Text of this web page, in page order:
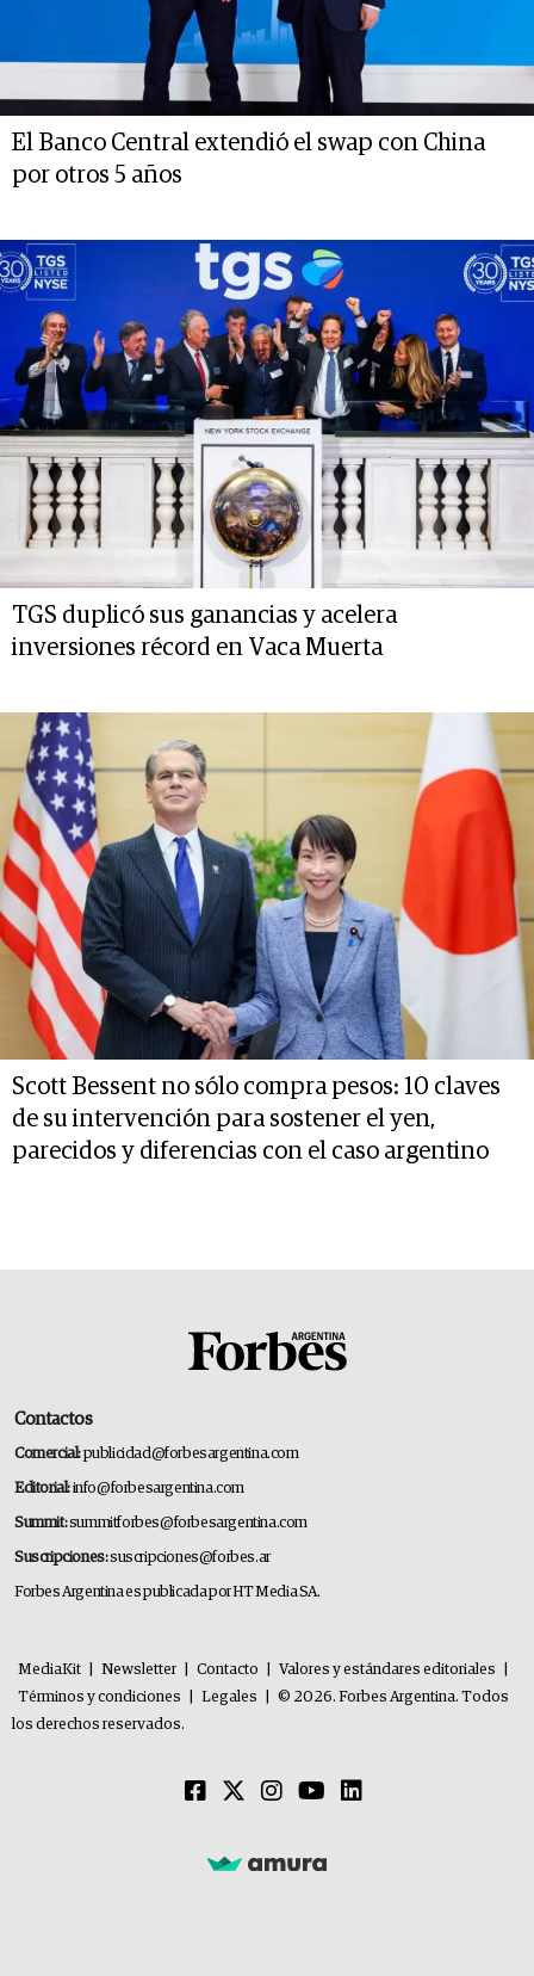
El Banco Central extendió el swap con China
por otros 5 años
TGS duplicó sus ganancias y acelera
inversiones récord en Vaca Muerta
Scott Bessent no sólo compra pesos: 10 claves
de su intervención para sostener el yen,
parecidos y diferencias con el caso argentino
Contactos
Comercial:publicidad@forbesargentina.com
Editorial:info@forbesargentina.com
Summit:summitforbes@forbesargentina.com
Suscripciones:suscripciones@forbes.ar
Forbes Argentina es publicada por HT Media SA.
MediaKit Newsletter Contacto Valores y estándares editoriales
Términos y condiciones
Legales
© 2026. Forbes Argentina. Todos
los derechos reservados.